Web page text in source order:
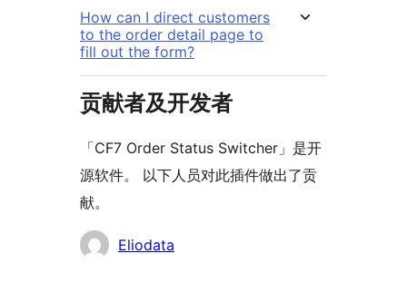
How can I direct customers
to the order detail page to
fill out the form?
贡献者及开发者
「CF7 Order Status Switcher」是开
源软件。 以下人员对此插件做出了贡
献。
贡
Eliodata